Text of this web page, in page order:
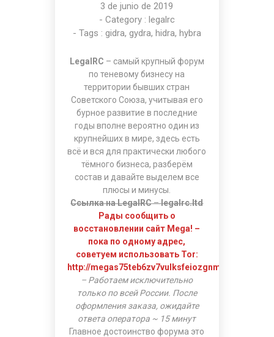
3 de junio de 2019
- Category : legalrc
- Tags : gidra, gydra, hidra, hybra
LegalRC – самый крупный форум
по теневому бизнесу на
территории бывших стран
Советского Союза, учитывая его
бурное развитие в последние
годы вполне вероятно один из
крупнейших в мире, здесь есть
всё и вся для практически любого
тёмного бизнеса, разберём
состав и давайте выделем все
плюсы и минусы.
Ссылка на LegalRC–legalrc.ltd
Рады сообщить о
восстановлении сайт Mega! –
пока по одному адрес,
советуем использовать Tor:
http://
– Работаем исключительно
только по всей России. После
оформления заказа, ожидайте
ответа оператора ~ 15 минут
Главное достоинство форума это